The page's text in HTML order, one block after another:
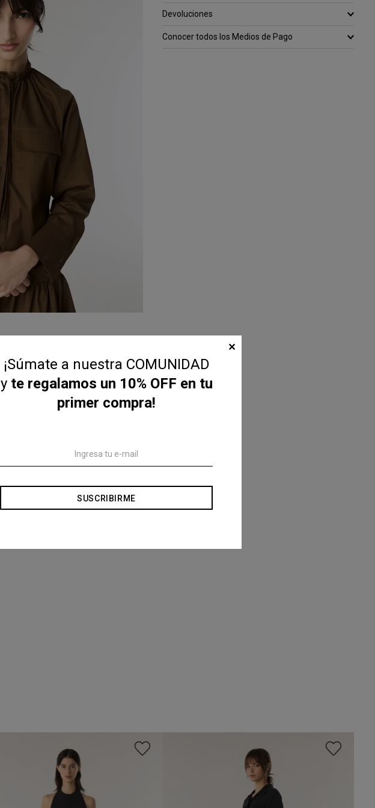
Devoluciones
Conocer todos los Medios de Pago
¡Súmate a nuestra COMUNIDAD
y te regalamos un 10% OFF en tu
primer compra!
SUSCRIBIRME
✕